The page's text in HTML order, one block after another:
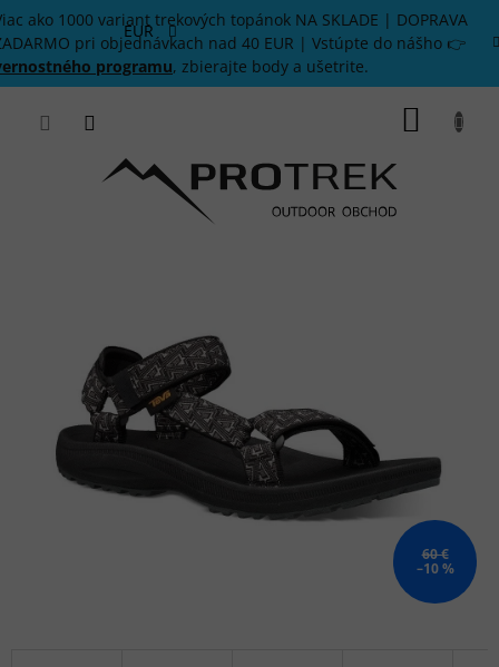
Prejsť
na
obsah
ako 1000 variant trekových topánok NA SKLADE | DOPRAVA
pri objednávkach nad 40 EUR | Vstúpte do nášho 👉
programu, zbierajte body a ušetrite.
EUR
60 €
–10 %